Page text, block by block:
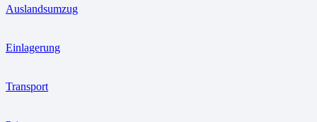
Auslandsumzug
Einlagerung
Transport